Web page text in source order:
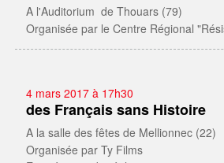
A l'Auditorium de Thouars (79)
Organisée par le Centre Régional
4 mars 2017 à 17h30
des Français sans Histoire
A la salle des fêtes de Mellionnec (22)
Organisée par Ty Films